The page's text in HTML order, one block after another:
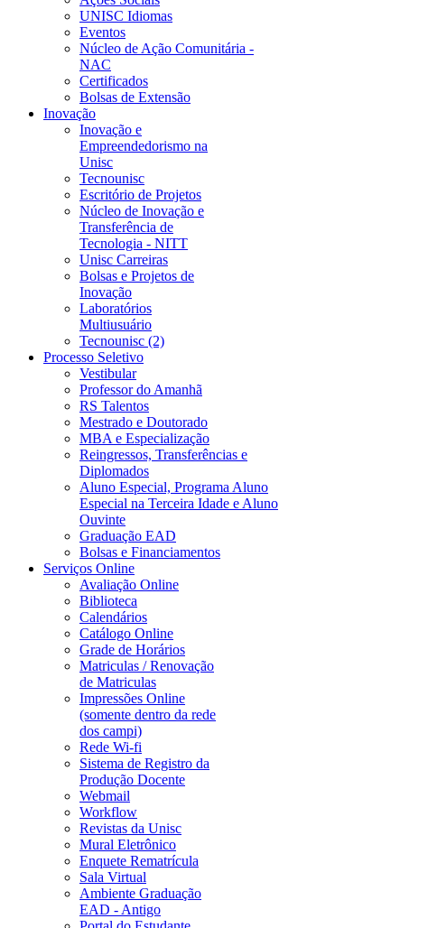
UNISC Idiomas
Eventos
Núcleo de Ação Comunitária -
NAC
Certificados
Bolsas de Extensão
Inovação
Inovação e
Empreendedorismo na
Unisc
Tecnounisc
Escritório de Projetos
Núcleo de Inovação e
Transferência de
Tecnologia - NITT
Unisc Carreiras
Bolsas e Projetos de
Inovação
Laboratórios
Multiusuário
Tecnounisc (2)
Processo Seletivo
Vestibular
Professor do Amanhã
RS Talentos
Mestrado e Doutorado
MBA e Especialização
Reingressos, Transferências e
Diplomados
Aluno Especial, Programa Aluno
Especial na Terceira Idade e Aluno
Ouvinte
Graduação EAD
Bolsas e Financiamentos
Serviços Online
Avaliação Online
Biblioteca
Calendários
Catálogo Online
Grade de Horários
Matriculas / Renovação
de Matriculas
Impressões Online
(somente dentro da rede
dos campi)
Rede Wi-fi
Sistema de Registro da
Produção Docente
Webmail
Workflow
Revistas da Unisc
Mural Eletrônico
Enquete Rematrícula
Sala Virtual
Ambiente Graduação
EAD - Antigo